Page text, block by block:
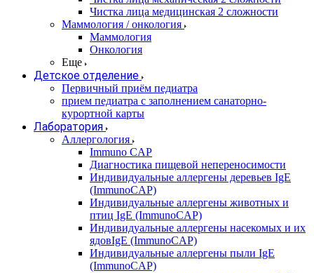
Чистка лица медицинская 2 сложности
Маммология / онкология
Маммология
Онкология
Еще
Детское отделение
Первичный приём педиатра
прием педиатра с заполнением санаторно-
курортной карты
Лаборатория
Аллергология
Immuno CAP
Диагностика пищевой непереносимости
Индивидуальные аллергены деревьев IgE
(ImmunoCAP)
Индивидуальные аллергены животных и
птиц IgE (ImmunoCAP)
Индивидуальные аллергены насекомых и их
ядовIgE (ImmunoCAP)
Индивидуальные аллергены пыли IgE
(ImmunoCAP)